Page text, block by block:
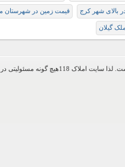
بالای شهر کرج قیمت زمین در شهرستان
گیلان
اطلاعات موجود در این وب سایت از طریق کاربران عمومی سایت ثبت شده است. لذا سایت املاک